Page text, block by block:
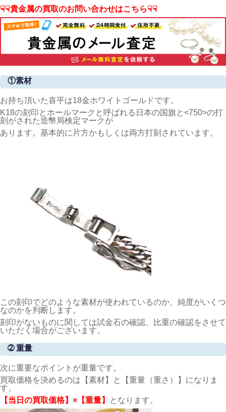
☟☟貴金属の買取のお問い合わせはこちら☟☟
①素材
お持ち頂いた喜平は18金ホワイトゴールドです。
K18の刻印とホールマークと呼ばれる日本の国旗と<750>の打
刻がされた造幣局検定マークが
あります。基本的に片方かもしくは両方打刻されています。
この刻印でどのような素材が使われているのか、純度がいくつ
なのかを判断します。
刻印がないものに関しては試金石の確認、比重の確認をさせて
いただく場合がございます。
➁ 重量
次に重要なポイントが重量です。
買取価格を決めるのは【素材】と【重量（重さ）】になりま
す。
【当日の買取価格】×【重量】
となります。